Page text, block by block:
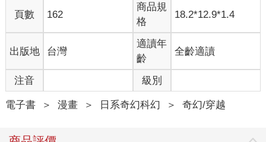
頁數 162
商品規
格
18.2*12.9*1.4
出版地 台灣
適讀年
齡
全齡適讀
注音 級別
電子書 ＞ 漫畫 ＞ 日系奇幻科幻 ＞ 奇幻/穿越